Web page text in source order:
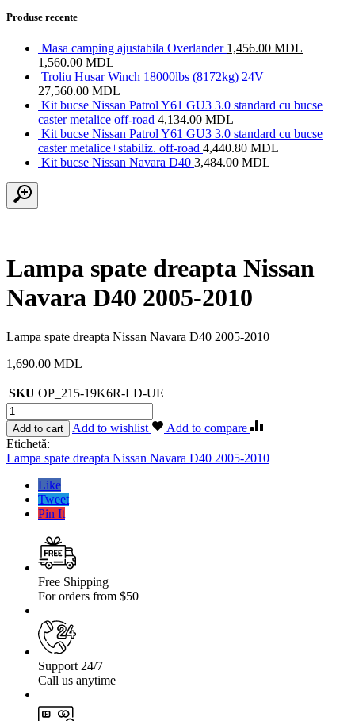
Produse recente
Masa camping ajustabila Overlander 1,456.00 MDL
1,560.00MDL
Troliu Husar Winch 18000lbs (8172kg) 24V
27,560.00 MDL
Kit bucse Nissan Patrol Y61 GU3 3.0 standard cu bucse
caster metalice off-road 4,134.00 MDL
Kit bucse Nissan Patrol Y61 GU3 3.0 standard cu bucse
caster metalice+stabiliz. off-road 4,440.80 MDL
Kit bucse Nissan Navara D40 3,484.00 MDL
Lampa spate dreapta Nissan
Navara D40 2005-2010
Lampa spate dreapta Nissan Navara D40 2005-2010
1,690.00 MDL
SKU OP_215-19K6R-LD-UE
Cantitate
Lampa
spate
dreapta
Nissan
Navara
Add to cart Add to wishlist
Add to compare
Etichetă:
Lampa spate dreapta Nissan Navara D40 2005-2010
Like
Tweet
Pin It
Free Shipping
For orders from $50
Support 24/7
Call us anytime